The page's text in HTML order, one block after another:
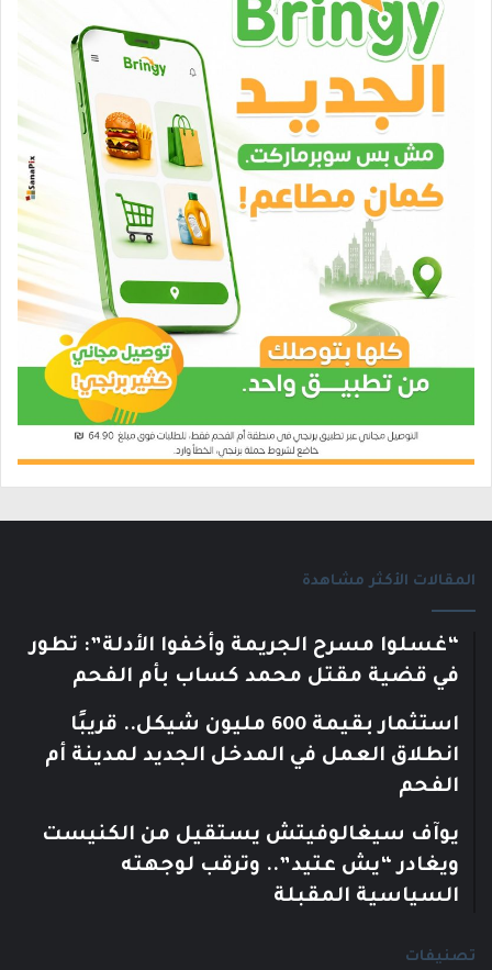
المقالات الأكثر مشاهدة
“غسلوا مسرح الجريمة وأخفوا الأدلة”: تطور
في قضية مقتل محمد كساب بأم الفحم
استثمار بقيمة 600 مليون شيكل.. قريبًا
انطلاق العمل في المدخل الجديد لمدينة أم
الفحم
يوآف سيغالوفيتش يستقيل من الكنيست
ويغادر “يش عتيد”.. وترقب لوجهته
السياسية المقبلة
تصنيفات